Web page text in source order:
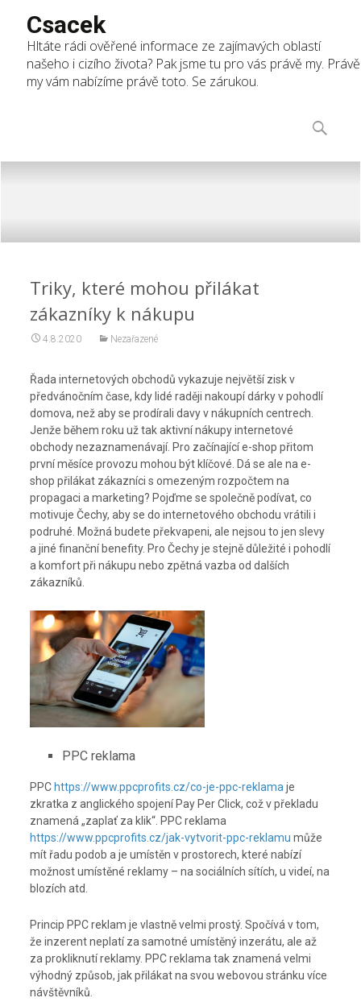
Csacek
Hltáte rádi ověřené informace ze zajímavých oblastí
našeho i cizího života? Pak jsme tu pro vás právě my. Právě
my vám nabízíme právě toto. Se zárukou.
to
content
Triky, které mohou přilákat
zákazníky k nákupu
4.8.2020 Nezařazené
Řada internetových obchodů vykazuje největší zisk v
předvánočním čase, kdy lidé raději nakoupí dárky v pohodlí
domova, než aby se prodírali davy v nákupních centrech.
Jenže během roku už tak aktivní nákupy internetové
obchody nezaznamenávají. Pro začínající e-shop přitom
první měsíce provozu mohou být klíčové. Dá se ale na e-
shop přilákat zákazníci s omezeným rozpočtem na
propagaci a marketing? Pojďme se společně podívat, co
motivuje Čechy, aby se do internetového obchodu vrátili i
podruhé. Možná budete překvapeni, ale nejsou to jen slevy
a jiné finanční benefity. Pro Čechy je stejně důležité i pohodlí
a komfort při nákupu nebo zpětná vazba od dalších
zákazníků.
PPC reklama
PPC https://www.ppcprofits.cz/co-je-ppc-reklama je
zkratka z anglického spojení Pay Per Click, což v překladu
znamená „zaplať za klik“. PPC reklama
https://www.ppcprofits.cz/jak-vytvorit-ppc-reklamu může
mít řadu podob a je umístěn v prostorech, které nabízí
možnost umístěné reklamy – na sociálních sítích, u videí, na
blozích atd.
Princip PPC reklam je vlastně velmi prostý. Spočívá v tom,
že inzerent neplatí za samotné umístěný inzerátu, ale až
za prokliknutí reklamy. PPC reklama tak znamená velmi
výhodný způsob, jak přilákat na svou webovou stránku více
návštěvníků.